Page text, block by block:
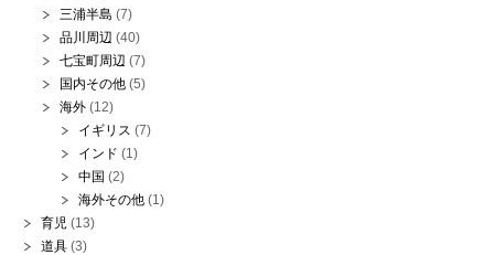
三浦半島 (7)
品川周辺 (40)
七宝町周辺 (7)
国内その他 (5)
海外 (12)
イギリス (7)
インド (1)
中国 (2)
海外その他 (1)
育児 (13)
道具 (3)